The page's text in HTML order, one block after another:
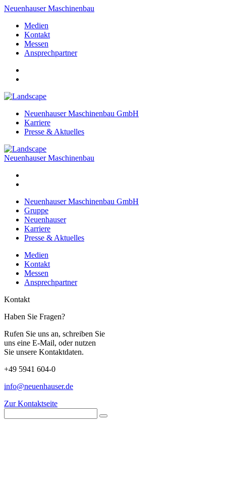
Neuenhauser Maschinenbau
Medien
Kontakt
Messen
Ansprechpartner
Neuenhauser Maschinenbau GmbH
Karriere
Presse & Aktuelles
Neuenhauser Maschinenbau
Neuenhauser Maschinenbau GmbH
Gruppe
Neuenhauser
Karriere
Presse & Aktuelles
Medien
Kontakt
Messen
Ansprechpartner
Kontakt
Haben Sie Fragen?
Rufen Sie uns an, schreiben Sie
uns eine E-Mail, oder nutzen
Sie unsere Kontaktdaten.
+49 5941 604-0
info@neuenhauser.de
Zur Kontaktseite